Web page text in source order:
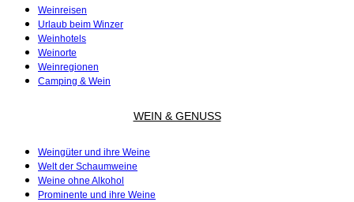
Weinreisen
Urlaub beim Winzer
Weinhotels
Weinorte
Weinregionen
Camping & Wein
WEIN & GENUSS
Weingüter und ihre Weine
Welt der Schaumweine
Weine ohne Alkohol
Prominente und ihre Weine